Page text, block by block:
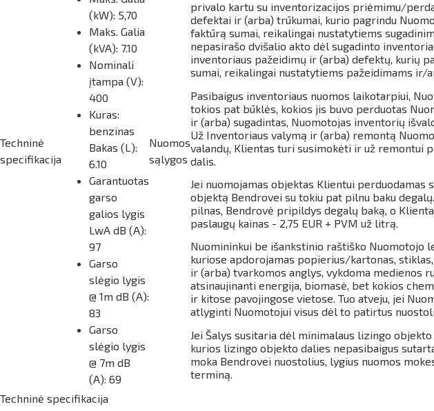
Techninė
specifikacija
(kW): 5,70
Maks. Galia
(kVA): 7.10
Nominali
įtampa (V):
400
Kuras:
benzinas
Bakas (L):
6.10
Garantuotas
garso
galios lygis
LwA dB (A):
97
Garso
slėgio lygis
@ 1m dB (A):
83
Garso
slėgio lygis
@ 7m dB
(A): 69
Nuomos
sąlygos
privalo kartu su inventorizacijos priėmimu/
defektai ir (arba) trūkumai, kurio pagrindu
faktūrą sumai, reikalingai nustatytiems
nepasirašo dvišalio akto dėl sugadinto
inventoriaus pažeidimų ir (arba) defektų, kurių
sumai, reikalingai nustatytiems pažeidimams ir/
Pasibaigus inventoriaus nuomos laikotarpiui,
tokios pat būklės, kokios jis buvo perduotas
ir (arba) sugadintas, Nuomotojas inventorių
Už Inventoriaus valymą ir (arba) remontą
valandų, Klientas turi susimokėti ir už remontui
dalis.
Jei nuomojamas objektas Klientui
objektą Bendrovei su tokiu pat pilnu baku degalų.
pilnas, Bendrovė pripildys degalų baką, o
paslaugų kainas - 2,75 EUR + PVM už litrą.
Nuomininkui be išankstinio raštiško Nuomotojo
kuriose apdorojamas popierius/kartonas,
ir (arba) tvarkomos anglys, vykdoma medienos
atsinaujinanti energija, biomasė, bet kokios
ir kitose pavojingose vietose. Tuo atveju, jei
atlyginti Nuomotojui visus dėl to patirtus
Jei Šalys susitaria dėl minimalaus lizingo
kurios lizingo objekto dalies nepasibaigus
moka Bendrovei nuostolius, lygius nuomos
terminą.
Techninė specifikacija